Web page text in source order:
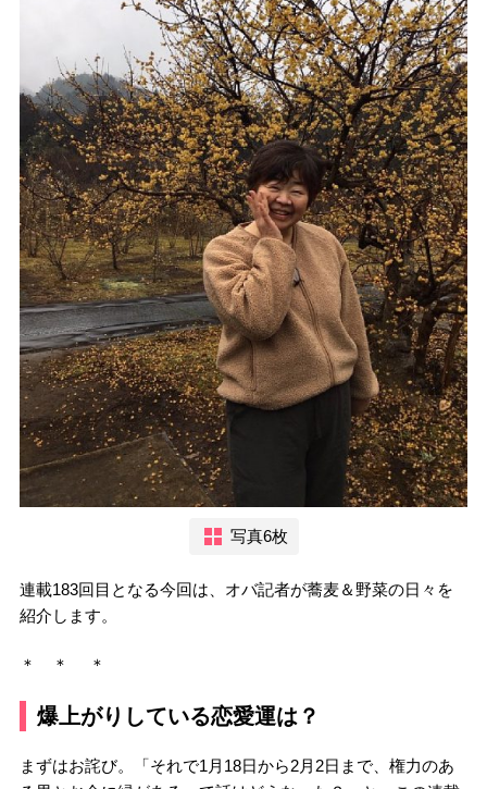
写真6枚
連載183回目となる今回は、オバ記者が蕎麦＆野菜の日々を
紹介します。
＊ ＊ ＊
爆上がりしている恋愛運は？
まずはお詫び。「それで1月18日から2月2日まで、権力のあ